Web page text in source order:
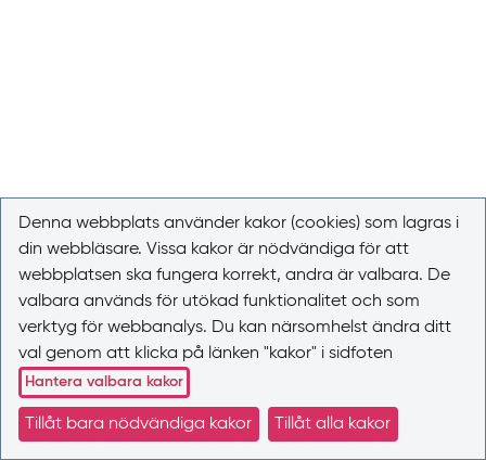
Denna webbplats använder kakor (cookies) som lagras i
din webbläsare. Vissa kakor är nödvändiga för att
webbplatsen ska fungera korrekt, andra är valbara. De
valbara används för utökad funktionalitet och som
verktyg för webbanalys. Du kan närsomhelst ändra ditt
val genom att klicka på länken "kakor" i sidfoten
Hantera valbara kakor
Tillåt bara nödvändiga kakor Tillåt alla kakor